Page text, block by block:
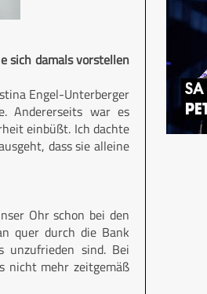
sich damals vorstellen
Engel-Unterberger
Andererseits war es
einbüßt. Ich dachte
dass sie alleine
Ohr schon bei den
quer durch die Bank
unzufrieden sind. Bei
nicht mehr zeitgemäß